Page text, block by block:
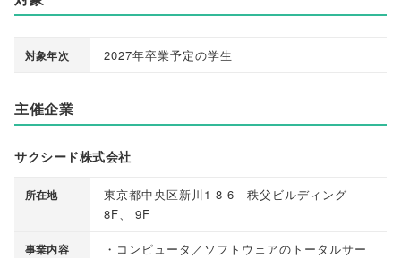
対象年次 2027年卒業予定の学生
主催企業
サクシード株式会社
所在地
東京都中央区新川1-8-6 秩父ビルディング
8F
9F
事業内容
・コンピュータ／ソフトウェアのトータルサー